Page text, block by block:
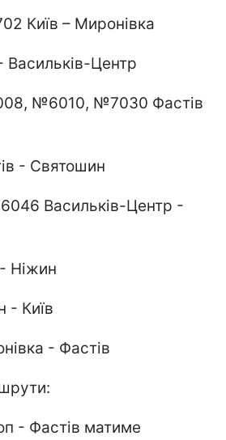
Київ – Миронівка
Центр
№6010, №7030 Фастів
- Святошин
Васильків-Центр -
Ніжин
- Київ
- Фастів
- Фастів матиме